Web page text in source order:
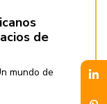
de
mundo de